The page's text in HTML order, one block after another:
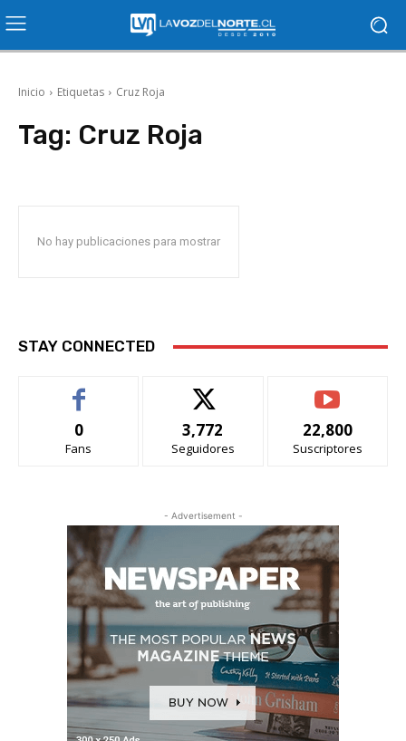
Inicio Etiquetas Cruz Roja
Tag: Cruz Roja
No hay publicaciones para mostrar
STAY CONNECTED
0
Fans
3,772
Seguidores
22,800
Suscriptores
- Advertisement -